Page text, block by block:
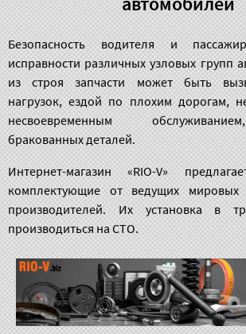
Безопасность водителя и
исправности различных узловых групп
из строя запчасти может быть
нагрузок, ездой по плохим дорогам,
несвоевременным
бракованных деталей.
Интернет-магазин «RIO-V»
комплектующие от ведущих мировых
производителей. Их установка в
производиться на СТО.